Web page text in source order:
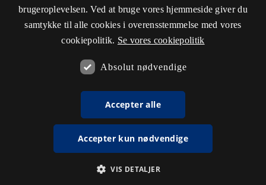
brugeroplevelsen. Ved at bruge vores hjemmeside giver du
samtykke til alle cookies i overensstemmelse med vores
cookiepolitik. Se vores cookiepolitik
Absolut nødvendige
Accepter alle
Accepter kun nødvendige
VIS DETALJER